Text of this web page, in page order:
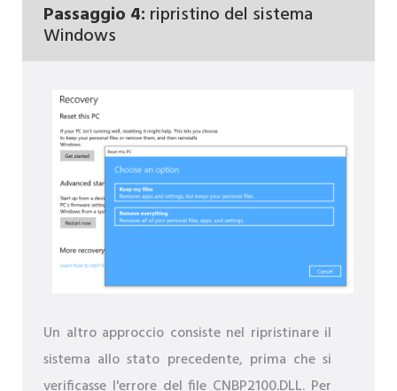
Passaggio 4: ripristino del sistema
Windows
Un altro approccio consiste nel ripristinare il
sistema allo stato precedente, prima che si